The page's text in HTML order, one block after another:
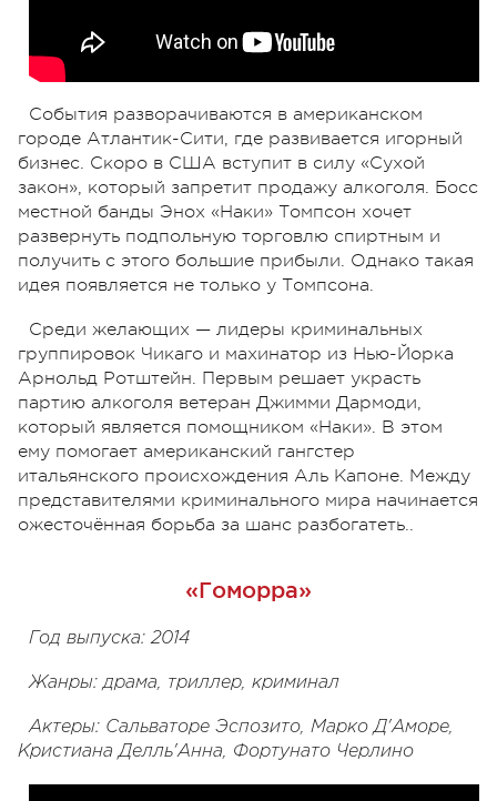
События разворачиваются в американском
городе Атлантик-Сити, где развивается игорный
бизнес. Скоро в США вступит в силу «Сухой
закон», который запретит продажу алкоголя. Босс
местной банды Энох «Наки» Томпсон хочет
развернуть подпольную торговлю спиртным и
получить с этого большие прибыли. Однако такая
идея появляется не только у Томпсона.
Среди желающих — лидеры криминальных
группировок Чикаго и махинатор из Нью-Йорка
Арнольд Ротштейн. Первым решает украсть
партию алкоголя ветеран Джимми Дармоди,
который является помощником «Наки». В этом
ему помогает американский гангстер
итальянского происхождения Аль Капоне. Между
представителями криминального мира начинается
ожесточённая борьба за шанс разбогатеть..
«Гоморра»
Год выпуска: 2014
Жанры: драма, триллер, криминал
Актеры: Сальваторе Эспозито, Марко Д'Аморе,
Кристиана Делль'Анна, Фортунато Черлино